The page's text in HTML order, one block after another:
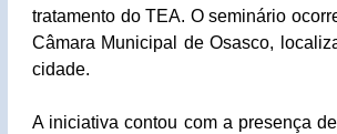
tratamento do TEA. O seminário
Câmara Municipal de Osasco,
cidade.
A iniciativa contou com a presença